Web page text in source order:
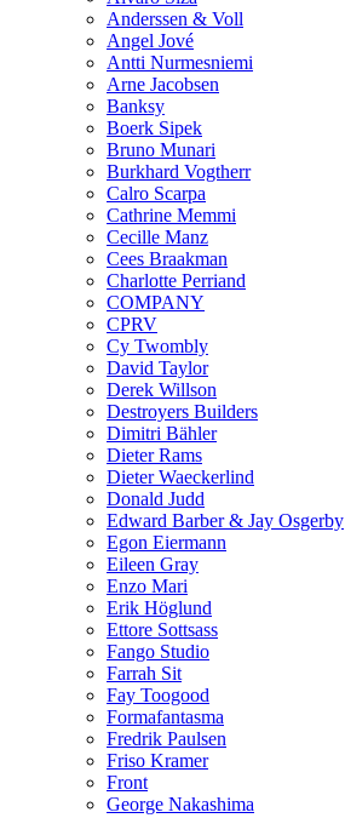
Anderssen & Voll
Angel Jové
Antti Nurmesniemi
Arne Jacobsen
Banksy
Boerk Sipek
Bruno Munari
Burkhard Vogtherr
Calro Scarpa
Cathrine Memmi
Cecille Manz
Cees Braakman
Charlotte Perriand
COMPANY
CPRV
Cy Twombly
David Taylor
Derek Willson
Destroyers Builders
Dimitri Bähler
Dieter Rams
Dieter Waeckerlind
Donald Judd
Edward Barber & Jay Osgerby
Egon Eiermann
Eileen Gray
Enzo Mari
Erik Höglund
Ettore Sottsass
Fango Studio
Farrah Sit
Fay Toogood
Formafantasma
Fredrik Paulsen
Friso Kramer
Front
George Nakashima